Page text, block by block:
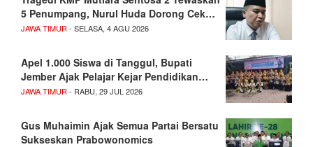
5 Penumpang, Nurul Huda Dorong Cek…
JAWA TIMUR - SELASA, 4 AGU 2026
Apel 1.000 Siswa di Tanggul, Bupati
Jember Ajak Pelajar Kejar Pendidikan…
JAWA TIMUR - RABU, 29 JUL 2026
Gus Muhaimin Ajak Semua Partai Bersatu
Sukseskan Prabowonomics